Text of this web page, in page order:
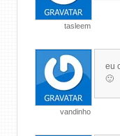
tasleem
vandinho
eu
🙂